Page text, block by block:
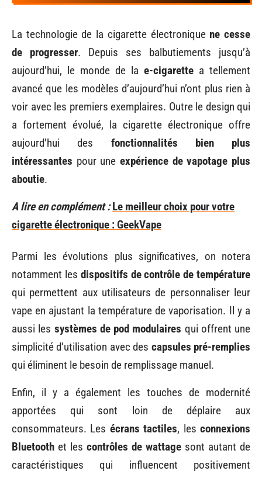
La technologie de la cigarette électronique ne cesse
de progresser. Depuis ses balbutiements jusqu’à
aujourd’hui, le monde de la e-cigarette a tellement
avancé que les modèles d’aujourd’hui n’ont plus rien à
voir avec les premiers exemplaires. Outre le design qui
a fortement évolué, la cigarette électronique offre
aujourd’hui des fonctionnalités bien plus
intéressantes pour une expérience de vapotage plus
aboutie.
A lire en complément : Le meilleur choix pour votre
cigarette électronique : GeekVape
Parmi les évolutions plus significatives, on notera
notamment les dispositifs de contrôle de température
qui permettent aux utilisateurs de personnaliser leur
vape en ajustant la température de vaporisation. Il y a
aussi les systèmes de pod modulaires qui offrent une
simplicité d’utilisation avec des capsules pré-remplies
qui éliminent le besoin de remplissage manuel.
Enfin, il y a également les touches de modernité
apportées qui sont loin de déplaire aux
consommateurs. Les écrans tactiles, lesconnexions
Bluetooth et les contrôles de wattage sont autant de
caractéristiques qui influencent positivement